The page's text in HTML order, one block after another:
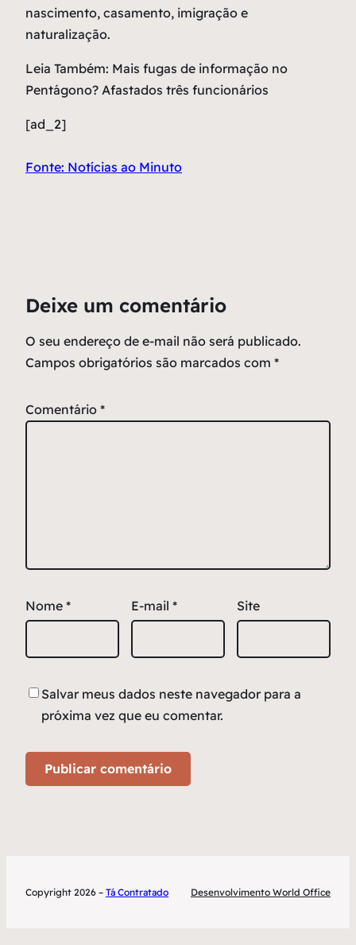
nascimento, casamento, imigração e
naturalização.
Leia Também: Mais fugas de informação no
Pentágono? Afastados três funcionários
[ad_2]
Fonte: Notícias ao Minuto
Deixe um comentário
O seu endereço de e-mail não será publicado.
Campos obrigatórios são marcados com *
Comentário *
Nome * E-mail * Site
Salvar meus dados neste navegador para a
próxima vez que eu comentar.
Copyright 2026 – Tá Contratado Desenvolvimento World Office